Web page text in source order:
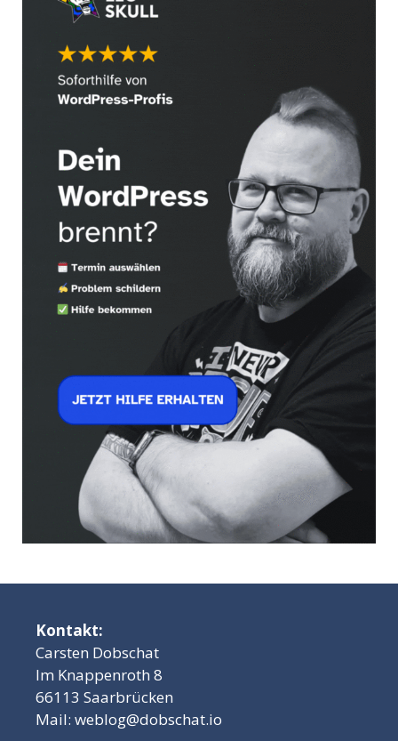
Kontakt:
Carsten Dobschat
Im Knappenroth 8
66113 Saarbrücken
Mail: weblog@dobschat.io